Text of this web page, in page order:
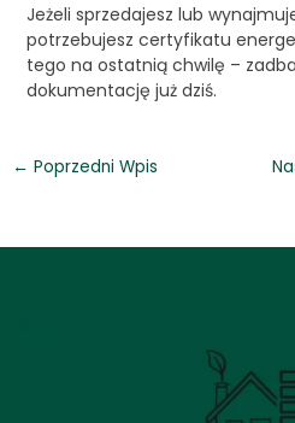
Jeżeli sprzedajesz lub
potrzebujesz certyfikatu
tego na ostatnią chwilę –
dokumentację już dziś.
← Poprzedni Wpis